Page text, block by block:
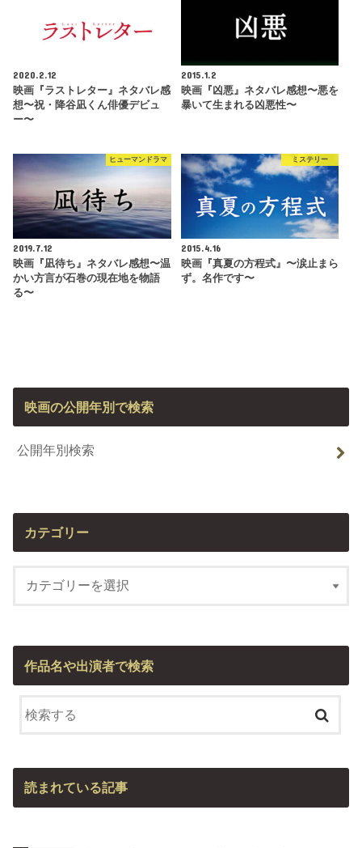
2020.2.12
映画『ラストレター』ネタバレ感
想〜祝・降谷凪くん俳優デビュ
ー〜
2015.1.2
映画『凶悪』ネタバレ感想〜悪を
暴いて生まれる凶悪性〜
ヒューマンドラマ
2019.7.12
映画『凪待ち』ネタバレ感想〜温
かい方言が石巻の現在地を物語
る〜
ミステリー
2015.4.16
映画『真夏の方程式』〜涙止まら
ず。名作です〜
映画の公開年別で検索
公開年別検索
カテゴリー
作品名や出演者で検索
読まれている記事